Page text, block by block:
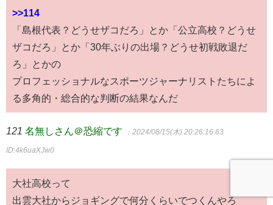
>>114
「島根代表？どうせザコだろ」とか「公立高校？どうせ
ザコだろ」とか「30年ぶりの出場？どうせ初戦敗退だ
ろ」とかの
プロフェッショナルなスポーツジャーナリストたちによ
る多角的・総合的な判断の結果なんだ
121 名無しさん＠恐縮です ：2024/08/15(木) 20:26:16.63
ID:4k6uaXJw0
大社高校って
出雲大社からジョギングで何分くらいでつくんやろ